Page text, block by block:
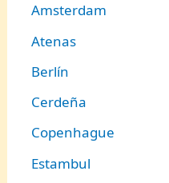
Amsterdam
Atenas
Berlín
Cerdeña
Copenhague
Estambul